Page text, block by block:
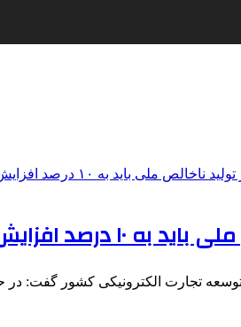
افزایش یابد
تجارت الکترونیکی کشور گفت: در